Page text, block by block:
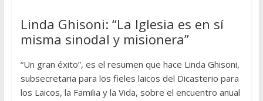
Linda Ghisoni: “La Iglesia es en sí
misma sinodal y misionera”
“Un gran éxito”, es el resumen que hace Linda Ghisoni,
subsecretaria para los fieles laicos del Dicasterio para
los Laicos, la Familia y la Vida, sobre el encuentro anual